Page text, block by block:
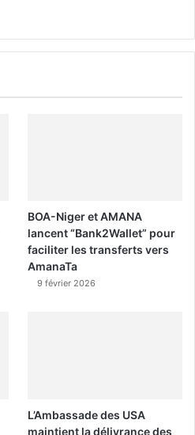
BOA-Niger et AMANA
lancent “Bank2Wallet” pour
faciliter les transferts vers
AmanaTa
9 février 2026
L’Ambassade des USA
maintient la délivrance des